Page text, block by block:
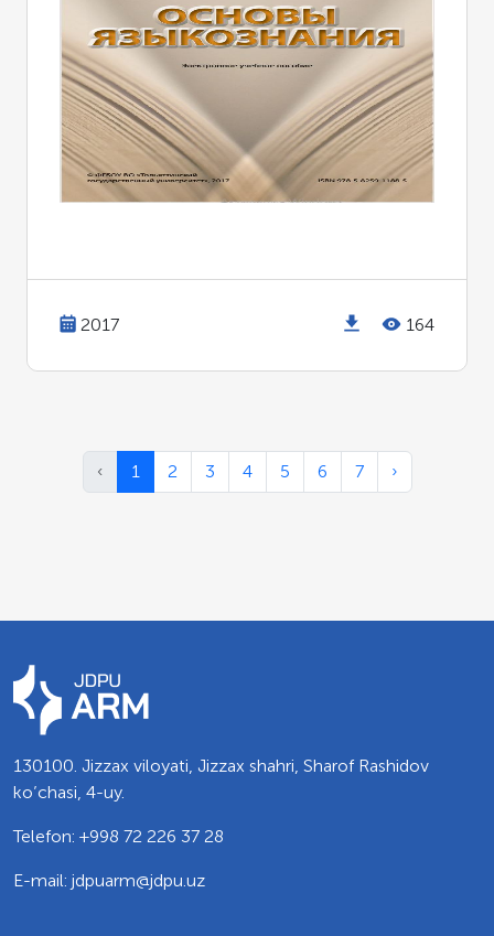
2017 164
‹ 1 2 3 4 5 6 7 ›
130100. Jizzax viloyati, Jizzax shahri, Sharof Rashidov
ko’chasi, 4-uy.
Telefon: +998 72 226 37 28
E-mail: jdpuarm@jdpu.uz